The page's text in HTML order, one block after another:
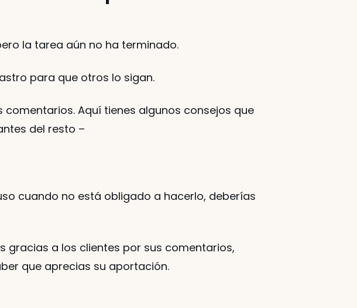
la tarea aún no ha terminado.
para que otros lo sigan.
Aquí tienes algunos consejos que
del resto –
cuando no está obligado a hacerlo, deberías
gracias a los clientes por sus comentarios,
que aprecias su aportación.